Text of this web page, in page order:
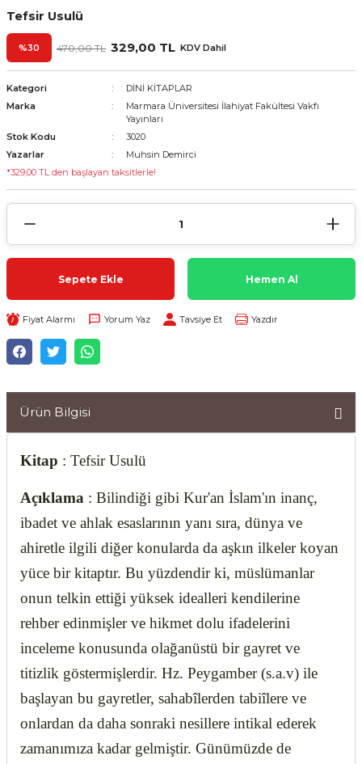
Tefsir Usulü
%30 470,00 TL 329,00 TL KDV Dahil
Kategori
DİNİ KİTAPLAR
Marka
Marmara Üniversitesi İlahiyat Fakültesi Vakfı
Yayınları
Stok Kodu
3020
Yazarlar
Muhsin Demirci
*329,00 TL den başlayan taksitlerle!
Sepete Ekle Hemen Al
Fiyat Alarmı Yorum Yaz Tavsiye Et Yazdır
Ürün Bilgisi
Kitap : Tefsir Usulü
Açıklama : Bilindiği gibi Kur'an İslam'ın inanç,
ibadet ve ahlak esaslarının yanı sıra, dünya ve
ahiretle ilgili diğer konularda da aşkın ilkeler koyan
yüce bir kitaptır. Bu yüzdendir ki, müslümanlar
onun telkin ettiği yüksek idealleri kendilerine
rehber edinmişler ve hikmet dolu ifadelerini
inceleme konusunda olağanüstü bir gayret ve
titizlik göstermişlerdir. Hz. Peygamber (s.a.v) ile
başlayan bu gayretler, sahabîlerden tabiîlere ve
onlardan da daha sonraki nesillere intikal ederek
zamanımıza kadar gelmiştir. Günümüzde de